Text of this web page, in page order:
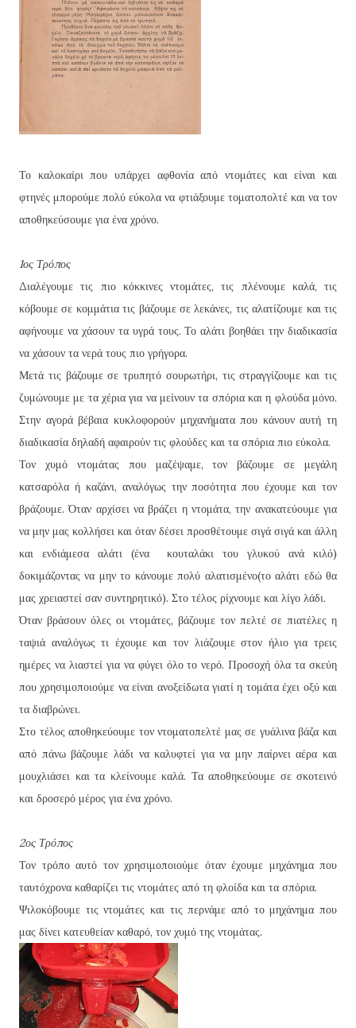
Το καλοκαίρι που υπάρχει αφθονία από ντομάτες και είναι και
φτηνές μπορούμε πολύ εύκολα να φτιάξουμε τοματοπολτέ και να τον
αποθηκεύσουμε για ένα χρόνο.
1ος Τρόπος
Διαλέγουμε τις πιο κόκκινες ντομάτες, τις πλένουμε καλά, τις
κόβουμε σε κομμάτια τις βάζουμε σε λεκάνες, τις αλατίζουμε και τις
αφήνουμε να χάσουν τα υγρά τους. Το αλάτι βοηθάει την διαδικασία
να χάσουν τα νερά τους πιο γρήγορα.
Μετά τις βάζουμε σε τρυπητό σουρωτήρι, τις στραγγίζουμε και τις
ζυμώνουμε με τα χέρια για να μείνουν τα σπόρια και η φλούδα μόνο.
Στην αγορά βέβαια κυκλοφορούν μηχανήματα που κάνουν αυτή τη
διαδικασία δηλαδή αφαιρούν τις φλούδες και τα σπόρια πιο εύκολα.
Τον χυμό ντομάτας που μαζέψαμε, τον βάζουμε σε μεγάλη
κατσαρόλα ή καζάνι, αναλόγως την ποσότητα που έχουμε και τον
βράζουμε. Όταν αρχίσει να βράζει η ντομάτα, την ανακατεύουμε για
να μην μας κολλήσει και όταν δέσει προσθέτουμε σιγά σιγά και άλλη
και ενδιάμεσα αλάτι (ένα κουταλάκι του γλυκού ανά κιλό)
δοκιμάζοντας να μην το κάνουμε πολύ αλατισμένο(το αλάτι εδώ θα
μας χρειαστεί σαν συντηρητικό). Στο τέλος ρίχνουμε και λίγο λάδι.
Όταν βράσουν όλες οι ντομάτες, βάζουμε τον πελτέ σε πιατέλες η
ταψιά αναλόγως τι έχουμε και τον λιάζουμε στον ήλιο για τρεις
ημέρες να λιαστεί για να φύγει όλο το νερό. Προσοχή όλα τα σκεύη
που χρησιμοποιούμε να είναι ανοξείδωτα γιατί η τομάτα έχει οξύ και
τα διαβρώνει.
Στο τέλος αποθηκεύουμε τον ντοματοπελτέ μας σε γυάλινα βάζα και
από πάνω βάζουμε λάδι να καλυφτεί για να μην παίρνει αέρα και
μουχλιάσει και τα κλείνουμε καλά. Τα αποθηκεύουμε σε σκοτεινό
και δροσερό μέρος για ένα χρόνο.
2ος Τρόπος
Τον τρόπο αυτό τον χρησιμοποιούμε όταν έχουμε μηχάνημα που
ταυτόχρονα καθαρίζει τις ντομάτες από τη φλοίδα και τα σπόρια.
Ψιλοκόβουμε τις ντομάτες και τις περνάμε από το μηχάνημα που
μας δίνει κατευθείαν καθαρό, τον χυμό της ντομάτας.